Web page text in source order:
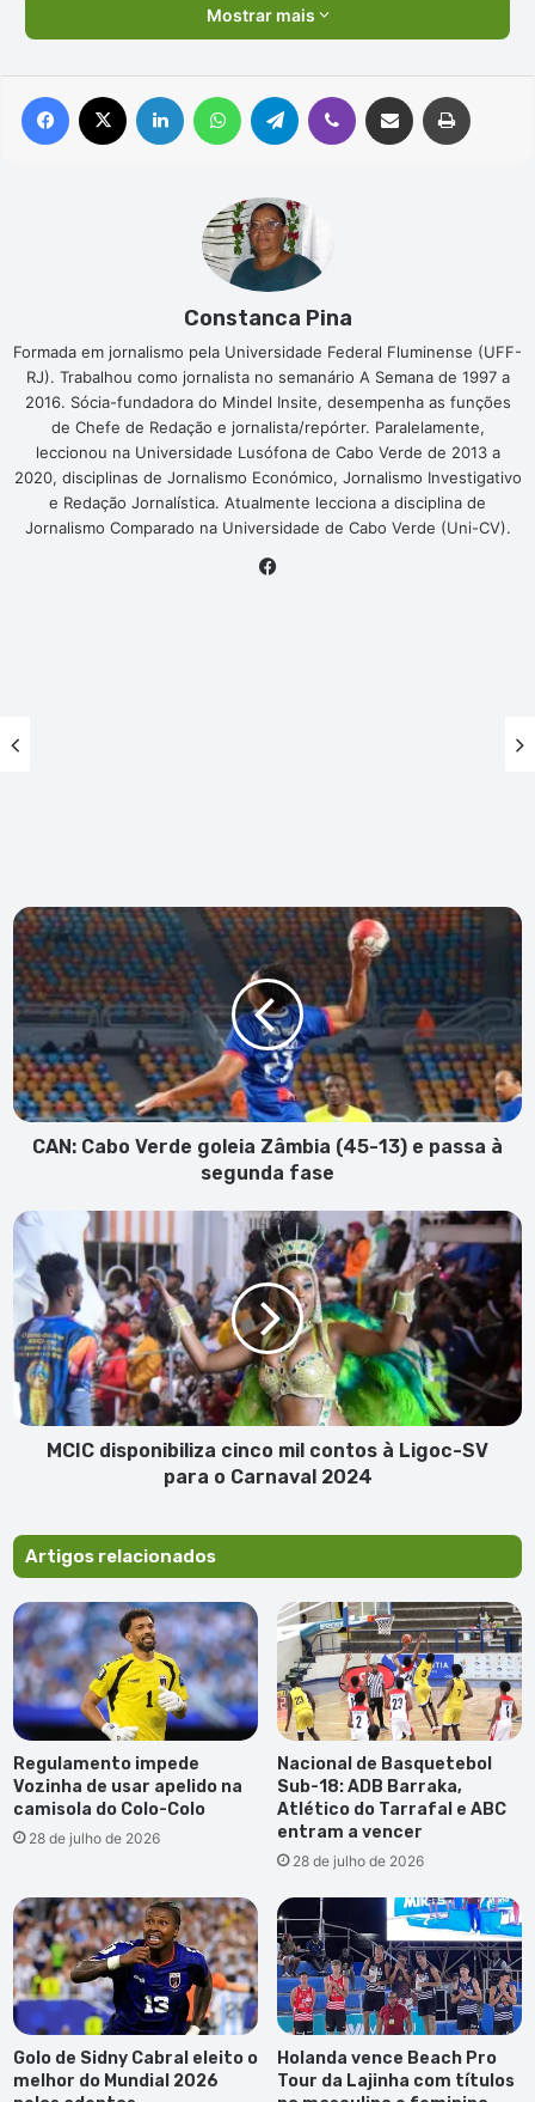
Mostrar mais
Facebook Linkedin WhatsAppTelegram Viber Compartilhar via e-mail
Constanca Pina
Formada em jornalismo pela Universidade Federal Fluminense (UFF-
RJ). Trabalhou como jornalista no semanário A Semana de 1997 a
2016. Sócia-fundadora do Mindel Insite, desempenha as funções
de Chefe de Redação e jornalista/repórter. Paralelamente,
leccionou na Universidade Lusófona de Cabo Verde de 2013 a
2020, disciplinas de Jornalismo Económico, Jornalismo Investigativo
e Redação Jornalística. Atualmente lecciona a disciplina de
Jornalismo Comparado na Universidade de Cabo Verde (Uni-CV).
CAN:
Cabo
Verde
goleia
Zâmbia
(45-
13)
e
passa
CAN: Cabo Verde goleia Zâmbia (45-13) e passa à
segunda fase
MCIC
disponibiliza
cinco
mil
contos
à
Ligoc-
SV
para
MCIC disponibiliza cinco mil contos à Ligoc-SV
para o Carnaval 2024
Artigos relacionados
Regulamento impede
Vozinha de usar apelido na
camisola do Colo-Colo
28 de julho de 2026
Nacional de Basquetebol
Sub-18: ADB Barraka,
Atlético do Tarrafal e ABC
entram a vencer
28 de julho de 2026
Golo de Sidny Cabral eleito o
melhor do Mundial 2026
Holanda vence Beach Pro
Tour da Lajinha com títulos